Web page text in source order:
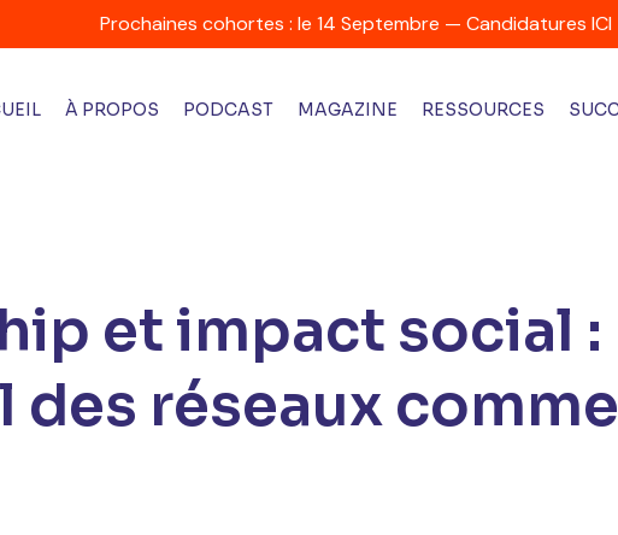
Prochaines cohortes : le 14 Septembre — Candidatures ICI
À PROPOS PODCAST MAGAZINE RESSOURCES
et impact social :
des réseaux comme